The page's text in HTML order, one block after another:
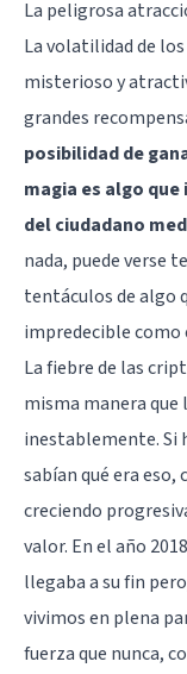
La peligrosa
La volatilidad de
misterioso y
grandes
posibilidad de
magia es algo
del ciudadano
nada, puede verse
tentáculos de algo
impredecible como
La fiebre de las
misma manera que
inestablemente. Si
sabían qué era
creciendo
valor. En el año
llegaba a su fin
vivimos en plena
fuerza que nunca,